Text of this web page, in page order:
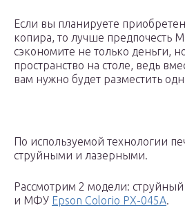
Если вы планируете
копира, то лучше предпочесть
сэкономите не только деньги,
пространство на столе, ведь
вам нужно будет разместить
По используемой технологии
струйными и лазерными.
Рассмотрим 2 модели: струйный
и МФУ Epson Colorio PX-045A.